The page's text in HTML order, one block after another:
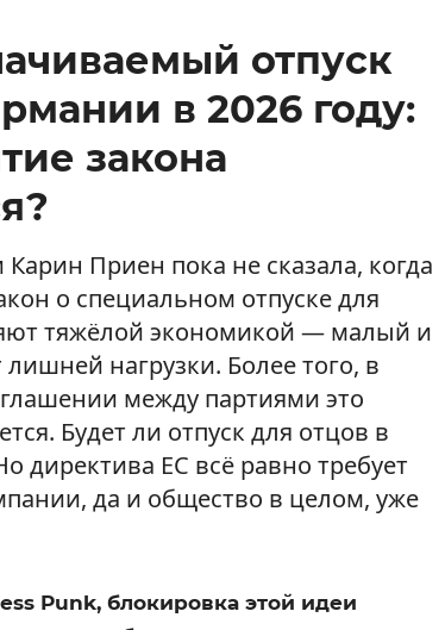
отпуск
в 2026 году:
закона
Приен пока не сказала, когда
о специальном отпуске для
тяжёлой экономикой — малый и
нагрузки. Более того, в
между партиями это
Будет ли отпуск для отцов в
директива ЕС всё равно требует
да и общество в целом, уже
Punk, блокировка этой идеи